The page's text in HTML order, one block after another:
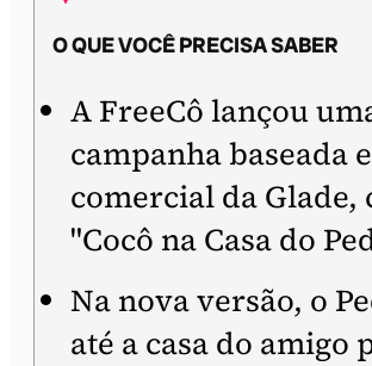
O QUE VOCÊ PRECISA SABER
A FreeCô lançou
campanha baseada
comercial da Glade,
"Cocô na Casa do
Na nova versão, o
até a casa do